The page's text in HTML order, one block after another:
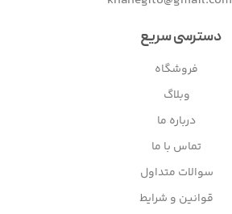
دسترسی سریع
فروشگاه
وبلاگ
درباره ما
تماس با ما
سوالات متداول
قوانین و شرایط